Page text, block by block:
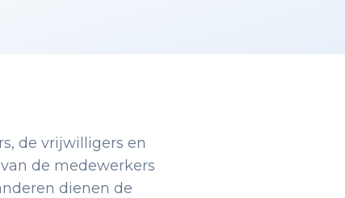
de vrijwilligers en
de medewerkers
dienen de